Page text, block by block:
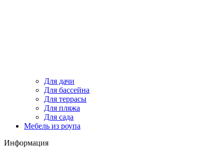
Для дачи
Для бассейна
Для террасы
Для пляжа
Для сада
Мебель из роупа
Информация